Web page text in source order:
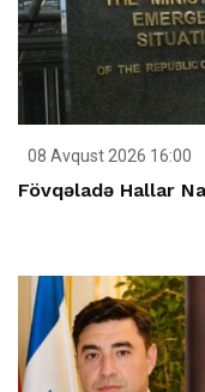
08 Avqust 2026 16:00
Fövqəladə Hallar